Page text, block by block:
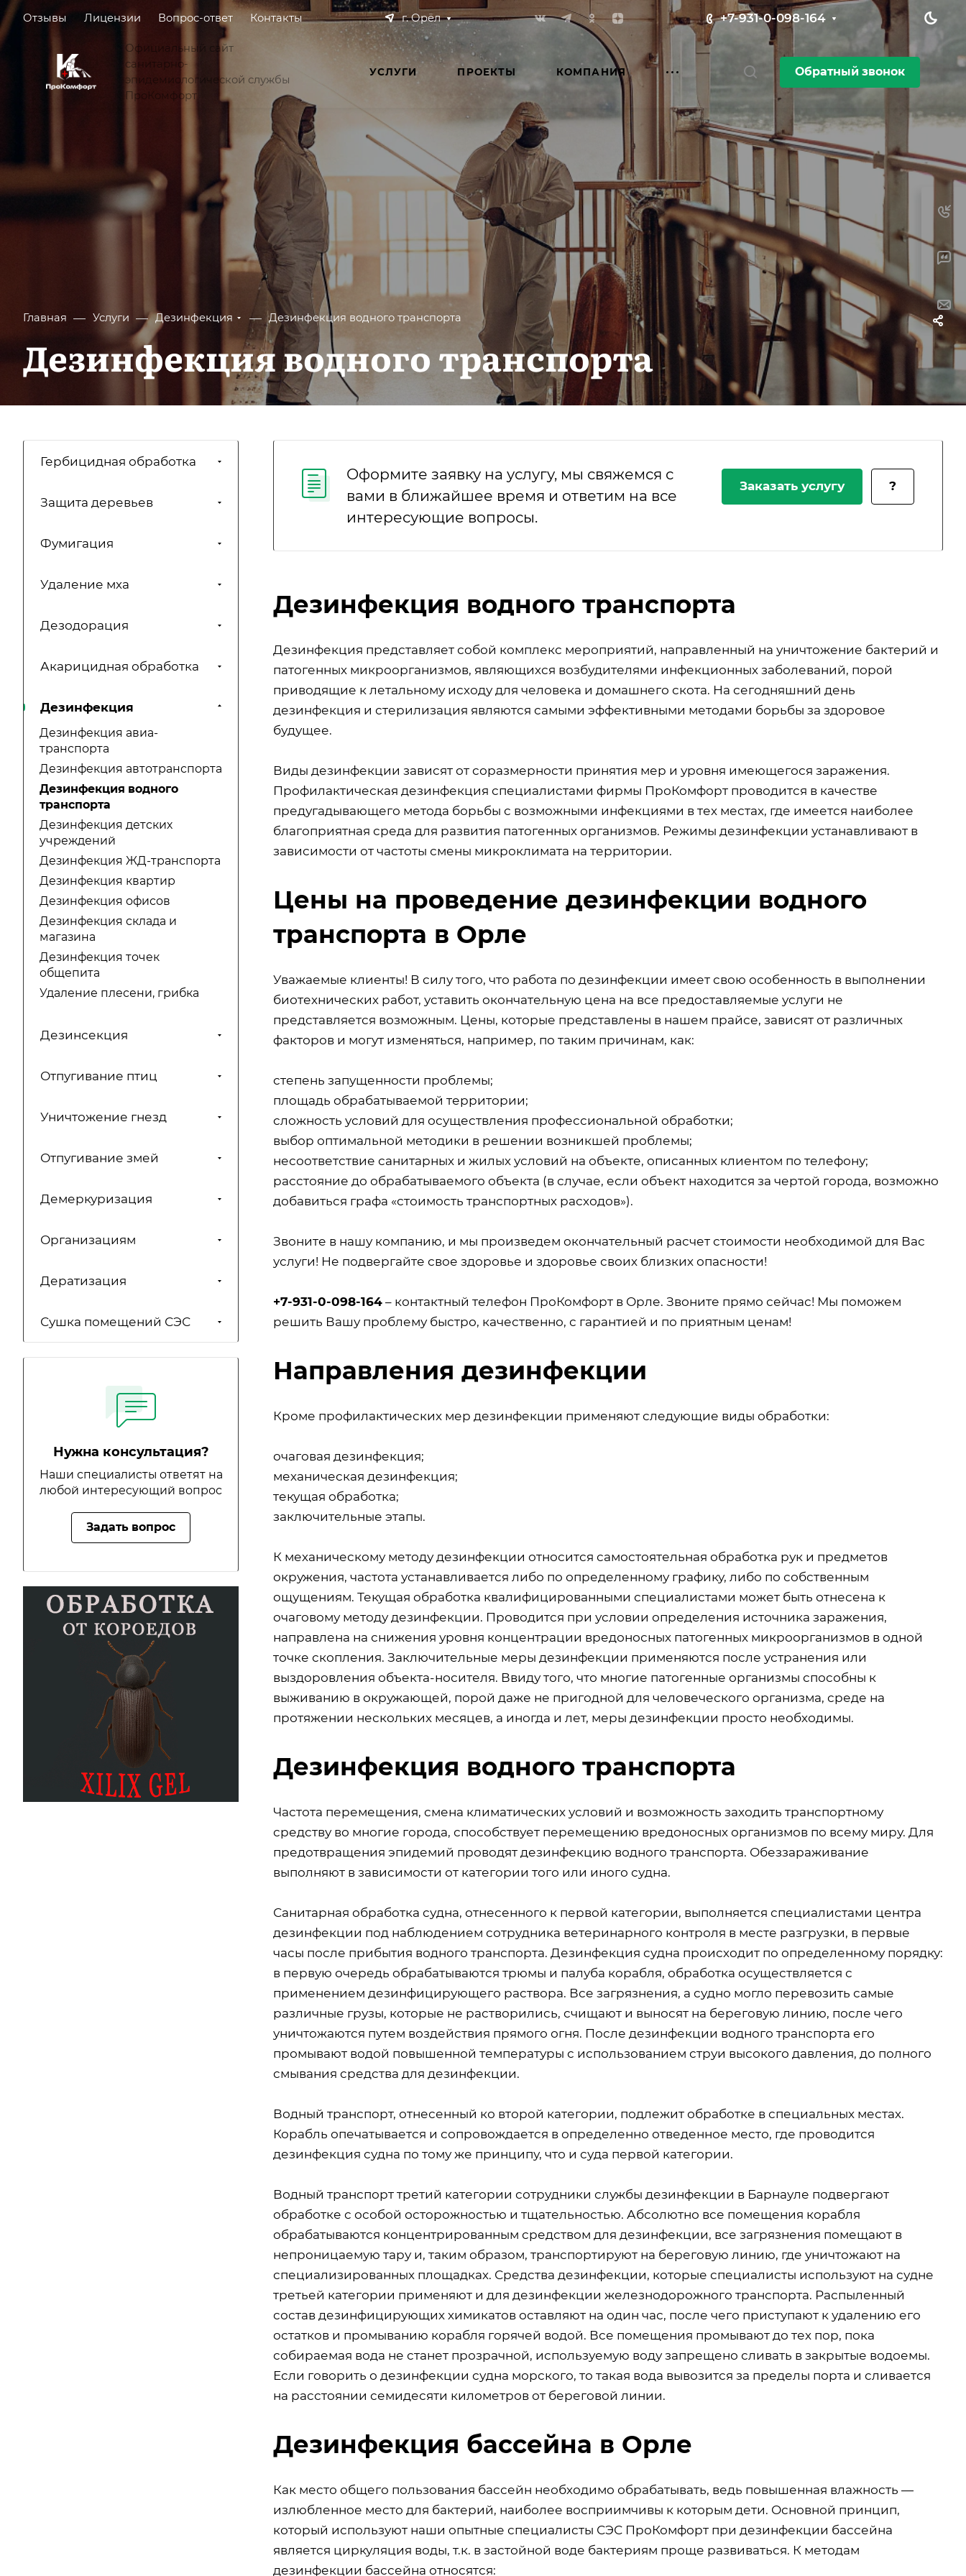
Отзывы Лицензии Вопрос-ответ Контакты г. Орёл +7-931-0-098-164
Официальный сайт
санитарно-
эпидемиологической службы
ПроКомфорт
УСЛУГИ ПРОЕКТЫ КОМПАНИЯ Обратный звонок
Главная — Услуги — Дезинфекция — Дезинфекция водного транспорта
Дезинфекция водного транспорта
Оформите заявку на услугу, мы свяжемся с
вами в ближайшее время и ответим на все
интересующие вопросы.
Заказать услугу ?
Дезинфекция водного транспорта
Дезинфекция представляет собой комплекс мероприятий, направленный на уничтожение бактерий и
патогенных микроорганизмов, являющихся возбудителями инфекционных заболеваний, порой
приводящие к летальному исходу для человека и домашнего скота. На сегодняшний день
дезинфекция и стерилизация являются самыми эффективными методами борьбы за здоровое
будущее.
Виды дезинфекции зависят от соразмерности принятия мер и уровня имеющегося заражения.
Профилактическая дезинфекция специалистами фирмы ПроКомфорт проводится в качестве
предугадывающего метода борьбы с возможными инфекциями в тех местах, где имеется наиболее
благоприятная среда для развития патогенных организмов. Режимы дезинфекции устанавливают в
зависимости от частоты смены микроклимата на территории.
Цены на проведение дезинфекции водного
транспорта в Орле
Уважаемые клиенты! В силу того, что работа по дезинфекции имеет свою особенность в выполнении
биотехнических работ, уставить окончательную цена на все предоставляемые услуги не
представляется возможным. Цены, которые представлены в нашем прайсе, зависят от различных
факторов и могут изменяться, например, по таким причинам, как:
степень запущенности проблемы;
площадь обрабатываемой территории;
сложность условий для осуществления профессиональной обработки;
выбор оптимальной методики в решении возникшей проблемы;
несоответствие санитарных и жилых условий на объекте, описанных клиентом по телефону;
расстояние до обрабатываемого объекта (в случае, если объект находится за чертой города, возможно
добавиться графа «стоимость транспортных расходов»).
Звоните в нашу компанию, и мы произведем окончательный расчет стоимости необходимой для Вас
услуги! Не подвергайте свое здоровье и здоровье своих близких опасности!
+7-931-0-098-164 – контактный телефон ПроКомфорт в Орле. Звоните прямо сейчас! Мы поможем
решить Вашу проблему быстро, качественно, с гарантией и по приятным ценам!
Направления дезинфекции
Кроме профилактических мер дезинфекции применяют следующие виды обработки:
очаговая дезинфекция;
механическая дезинфекция;
текущая обработка;
заключительные этапы.
К механическому методу дезинфекции относится самостоятельная обработка рук и предметов
окружения, частота устанавливается либо по определенному графику, либо по собственным
ощущениям. Текущая обработка квалифицированными специалистами может быть отнесена к
очаговому методу дезинфекции. Проводится при условии определения источника заражения,
направлена на снижения уровня концентрации вредоносных патогенных микроорганизмов в одной
точке скопления. Заключительные меры дезинфекции применяются после устранения или
выздоровления объекта-носителя. Ввиду того, что многие патогенные организмы способны к
выживанию в окружающей, порой даже не пригодной для человеческого организма, среде на
протяжении нескольких месяцев, а иногда и лет, меры дезинфекции просто необходимы.
Дезинфекция водного транспорта
Частота перемещения, смена климатических условий и возможность заходить транспортному
средству во многие города, способствует перемещению вредоносных организмов по всему миру. Для
предотвращения эпидемий проводят дезинфекцию водного транспорта. Обеззараживание
выполняют в зависимости от категории того или иного судна.
Санитарная обработка судна, отнесенного к первой категории, выполняется специалистами центра
дезинфекции под наблюдением сотрудника ветеринарного контроля в месте разгрузки, в первые
часы после прибытия водного транспорта. Дезинфекция судна происходит по определенному порядку:
в первую очередь обрабатываются трюмы и палуба корабля, обработка осуществляется с
применением дезинфицирующего раствора. Все загрязнения, а судно могло перевозить самые
различные грузы, которые не растворились, счищают и выносят на береговую линию, после чего
уничтожаются путем воздействия прямого огня. После дезинфекции водного транспорта его
промывают водой повышенной температуры с использованием струи высокого давления, до полного
смывания средства для дезинфекции.
Водный транспорт, отнесенный ко второй категории, подлежит обработке в специальных местах.
Корабль опечатывается и сопровождается в определенно отведенное место, где проводится
дезинфекция судна по тому же принципу, что и суда первой категории.
Водный транспорт третий категории сотрудники службы дезинфекции в Барнауле подвергают
обработке с особой осторожностью и тщательностью. Абсолютно все помещения корабля
обрабатываются концентрированным средством для дезинфекции, все загрязнения помещают в
непроницаемую тару и, таким образом, транспортируют на береговую линию, где уничтожают на
специализированных площадках. Средства дезинфекции, которые специалисты используют на судне
третьей категории применяют и для дезинфекции железнодорожного транспорта. Распыленный
состав дезинфицирующих химикатов оставляют на один час, после чего приступают к удалению его
остатков и промыванию корабля горячей водой. Все помещения промывают до тех пор, пока
собираемая вода не станет прозрачной, используемую воду запрещено сливать в закрытые водоемы.
Если говорить о дезинфекции судна морского, то такая вода вывозится за пределы порта и сливается
на расстоянии семидесяти километров от береговой линии.
Дезинфекция бассейна в Орле
Как место общего пользования бассейн необходимо обрабатывать, ведь повышенная влажность —
излюбленное место для бактерий, наиболее восприимчивы к которым дети. Основной принцип,
который используют наши опытные специалисты СЭС ПроКомфорт при дезинфекции бассейна
является циркуляция воды, т.к. в застойной воде бактериям проще развиваться. К методам
дезинфекции бассейна относятся:
Гербицидная обработка
Защита деревьев
Фумигация
Удаление мха
Дезодорация
Акарицидная обработка
Дезинфекция
Дезинфекция авиа-
транспорта
Дезинфекция автотранспорта
Дезинфекция водного
транспорта
Дезинфекция детских
учреждений
Дезинфекция ЖД-транспорта
Дезинфекция квартир
Дезинфекция офисов
Дезинфекция склада и
магазина
Дезинфекция точек
общепита
Удаление плесени, грибка
Дезинсекция
Отпугивание птиц
Уничтожение гнезд
Отпугивание змей
Демеркуризация
Организациям
Дератизация
Сушка помещений СЭС
Нужна консультация?
Наши специалисты ответят на
любой интересующий вопрос
Задать вопрос